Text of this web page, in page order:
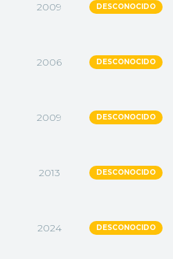
2009 DESCONOCIDO
2006 DESCONOCIDO
2009 DESCONOCIDO
2013 DESCONOCIDO
2024 DESCONOCIDO